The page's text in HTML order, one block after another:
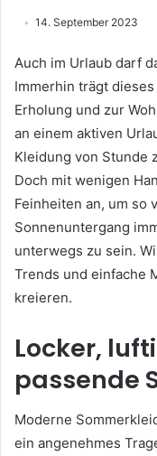
14. September 2023
Auch im Urlaub darf
Immerhin trägt
Erholung und zur
an einem aktiven
Kleidung von Stunde
Doch mit wenigen
Feinheiten an, um so
Sonnenuntergang
unterwegs zu sein.
Trends und einfache
kreieren.
Locker,
passende
Moderne
ein angenehmes